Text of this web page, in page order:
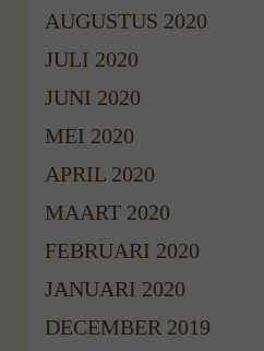
AUGUSTUS 2020
JULI 2020
JUNI 2020
MEI 2020
APRIL 2020
MAART 2020
FEBRUARI 2020
JANUARI 2020
DECEMBER 2019